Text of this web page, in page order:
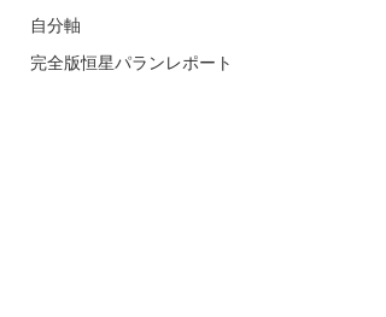
自分軸
完全版恒星パランレポート